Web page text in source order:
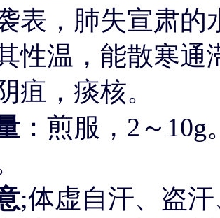
表，肺失宣肃的
性温，能散寒通
疽，痰核。
：煎服，2～
;体虚自汗、盗